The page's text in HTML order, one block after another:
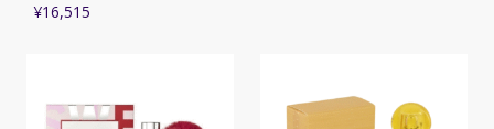
¥16,515